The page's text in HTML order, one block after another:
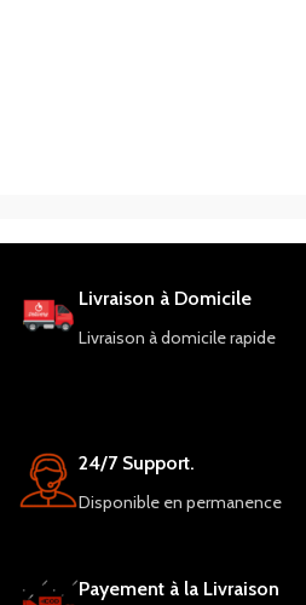
Livraison à Domicile
Livraison à domicile rapide
24/7 Support.
Disponible en permanence
Payement à la Livraison